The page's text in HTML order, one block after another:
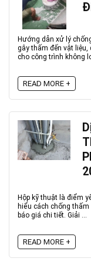
Hướng dẫn xử lý
gây thấm đến vật liệu,
cho công trình không
READ MORE +
Hộp kỹ thuật là điểm
hiểu cách chống
báo giá chi tiết. Giải ...
READ MORE +